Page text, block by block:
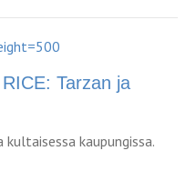
Tarzan ja
kultaisessa kaupungissa.